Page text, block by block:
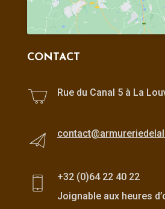
CONTACT
Rue du Canal 5 à La
+32 (0)64 22 40 22
Joignable aux heures